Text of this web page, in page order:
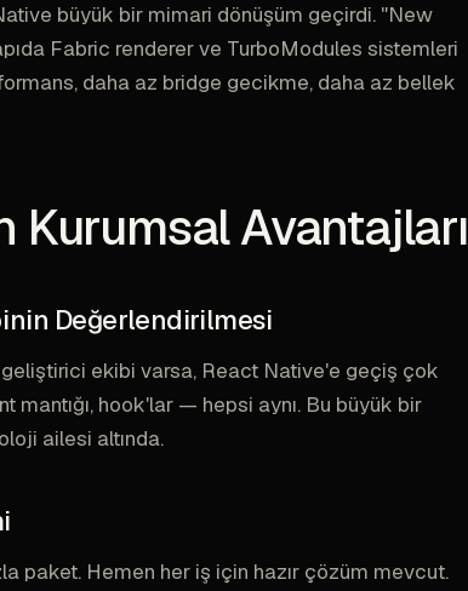
büyük bir mimari dönüşüm geçirdi. "New
Fabric renderer ve TurboModules sistemleri
daha az bridge gecikme, daha az bellek
Kurumsal Avantajları
Değerlendirilmesi
ekibi varsa, React Native'e geçiş çok
mantığı, hook'lar — hepsi aynı. Bu büyük bir
ailesi altında.
paket. Hemen her iş için hazır çözüm mevcut.